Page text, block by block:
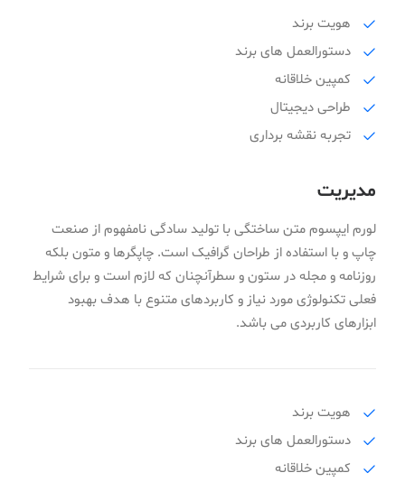
هویت برند
دستورالعمل های برند
کمپین خلاقانه
طراحی دیجیتال
تجربه نقشه برداری
مدیریت
لورم ایپسوم متن ساختگی با تولید سادگی نامفهوم از صنعت
چاپ و با استفاده از طراحان گرافیک است. چاپگرها و متون بلکه
روزنامه و مجله در ستون و سطرآنچنان که لازم است و برای شرایط
فعلی تکنولوژی مورد نیاز و کاربردهای متنوع با هدف بهبود
ابزارهای کاربردی می باشد.
هویت برند
دستورالعمل های برند
کمپین خلاقانه